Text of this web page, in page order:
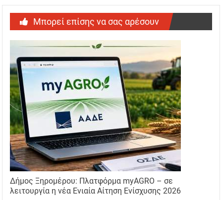
Μπορεί επίσης να σας αρέσουν
Δήμος Ξηρομέρου: Πλατφόρμα myAGRO – σε
λειτουργία η νέα Ενιαία Αίτηση Ενίσχυσης 2026